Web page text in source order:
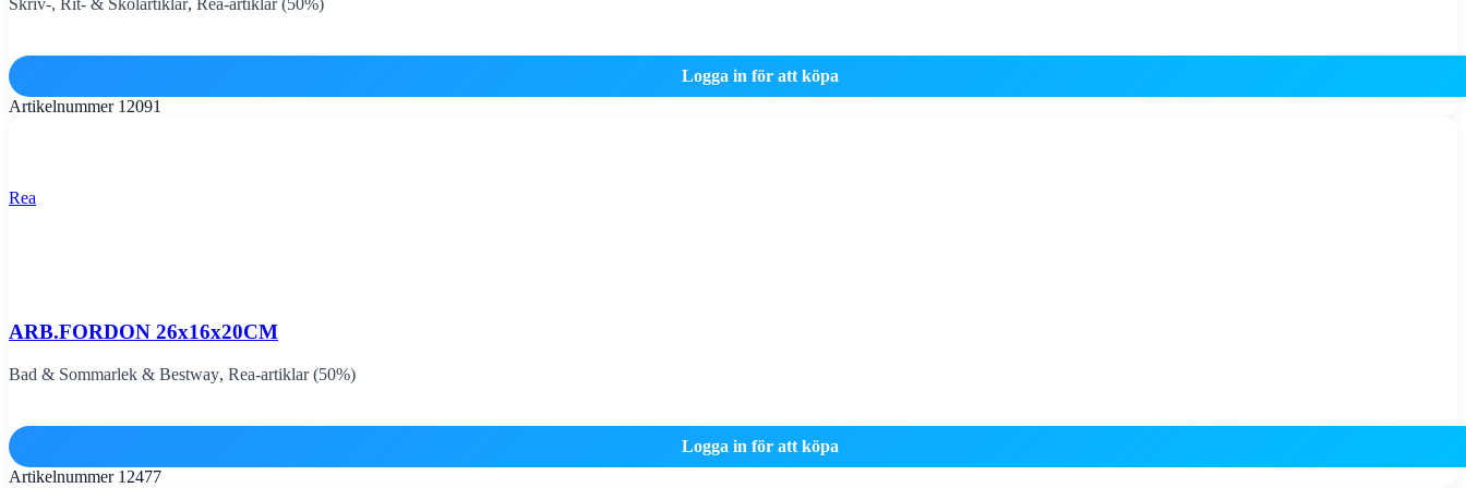
Logga in för att köpa
Artikelnummer 12091
Rea
ARB.FORDON 26x16x20CM
Bad & Sommarlek & Bestway, Rea-artiklar (50%)
Logga in för att köpa
Artikelnummer 12477